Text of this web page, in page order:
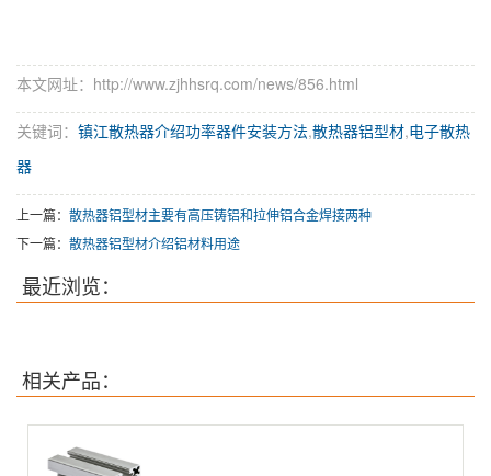
本文网址：http://www.zjhhsrq.com/news/856.html
关键词： 镇江散热器介绍功率器件安装方法,散热器铝型材,电子散热
器
上一篇： 散热器铝型材主要有高压铸铝和拉伸铝合金焊接两种
下一篇： 散热器铝型材介绍铝材料用途
最近浏览：
相关产品：